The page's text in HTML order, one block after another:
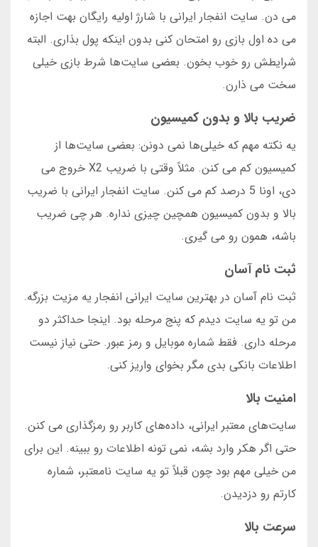
می دن. سایت انفجار ایرانی با شارژ اولیه رایگان بهت اجازه
می ده اول بازی رو امتحان کنی بدون اینکه پول بذاری. البته
شرایطش رو خوب بخون. بعضی سایت‌ها شرط بازی خیلی
سخت می ذارن.
ضریب بالا و بدون کمیسیون
یه نکته مهم که خیلی‌ها نمی دونن: بعضی سایت‌ها از
کمیسیون کم می کنن. مثلاً وقتی با ضریب X2 خروج می
دی، اونا 5 درصد کم می کنن. سایت انفجار ایرانی با ضریب
بالا و بدون کمیسیون همچین چیزی نداره. هر چی ضریب
باشه، همون رو می گیری.
ثبت نام آسان
ثبت نام آسان در بهترین سایت ایرانی انفجار یه مزیت بزرگه.
من تو یه سایت دیدم که پنج مرحله بود. اینجا حداکثر دو
مرحله داری. فقط شماره موبایل و رمز عبور. حتی نیاز نیست
اطلاعات بانکی بدی مگر بخوای واریز کنی.
امنیت بالا
سایت‌های معتبر ایرانی، داده‌های کاربر رو رمزگذاری می کنن.
حتی اگر هکر وارد بشه، نمی تونه اطلاعات رو ببینه. این برای
من خیلی مهم بود چون قبلاً تو یه سایت نامعتبر، شماره
کارتم رو دزدیدن.
سرعت بالا